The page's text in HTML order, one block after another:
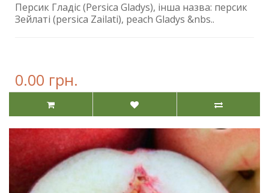
Персик Гладіс (Persica Gladys), інша назва: персик
Зейлаті (persica Zailati), peach Gladys &nbs..
0.00 грн.